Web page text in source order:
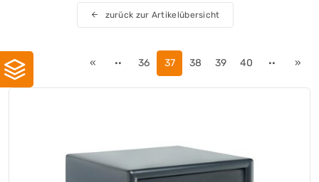
zurück zur Artikelübersicht
« ·· 36 37 38 39 40 ·· »